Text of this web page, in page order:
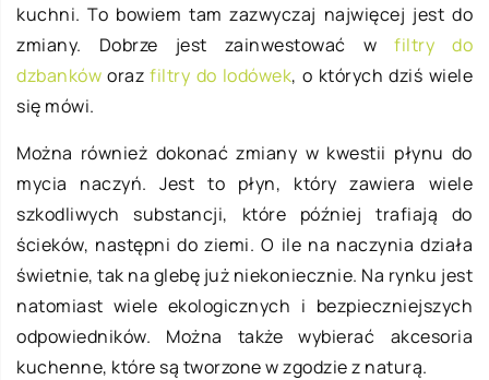
kuchni. To bowiem tam zazwyczaj najwięcej jest do
zmiany. Dobrze jest zainwestować w filtry do
dzbanków orazfiltry do lodówek, o których dziś wiele
się mówi.
Można również dokonać zmiany w kwestii płynu do
mycia naczyń. Jest to płyn, który zawiera wiele
szkodliwych substancji, które później trafiają do
ścieków, następni do ziemi. O ile na naczynia działa
świetnie, tak na glebę już niekoniecznie. Na rynku jest
natomiast wiele ekologicznych i bezpieczniejszych
odpowiedników. Można także wybierać akcesoria
kuchenne, które są tworzone w zgodzie z naturą.